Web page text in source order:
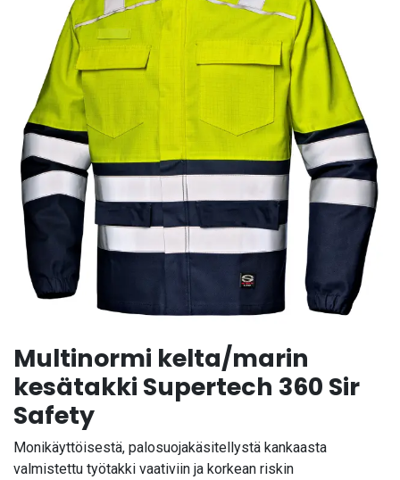
Multinormi kelta/marin
kesätakki Supertech 360 Sir
Safety
Monikäyttöisestä, palosuojakäsitellystä kankaasta
valmistettu työtakki vaativiin ja korkean riskin